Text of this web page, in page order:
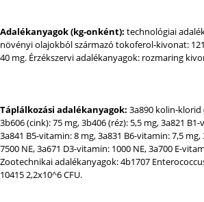
Adalékanyagok (kg-onként): technológiai
növényi olajokból származó tokoferol-kivonat:
40 mg. Érzékszervi adalékanyagok: rozmaring
Táplálkozási adalékanyagok: 3a890 kolin-klorid
3b606 (cink): 75 mg, 3b406 (réz): 5,5 mg, 3a821
3a841 B5-vitamin: 8 mg, 3a831 B6-vitamin: 7,5
7500 NE, 3a671 D3-vitamin: 1000 NE, 3a700 E-
Zootechnikai adalékanyagok: 4b1707
10415 2,2x10^6 CFU.